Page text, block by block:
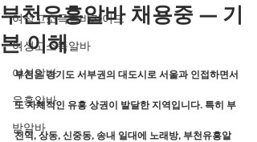
여성고소득알바가이드
여성고소득알바
여성알바
유흥알바
밤알바
부천유흥알바 채용중 — 기
본 이해
부천은 경기도 서부권의 대도시 로 서울과 인접하면서
도 자체적인 유흥 상권이 발달한 지역입니다. 특히 부
천역, 상동, 신중동, 송내 일대에 노래방, 부천유흥알